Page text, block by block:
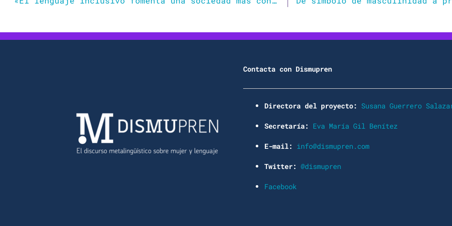
Contacta con Dismupren
Directora del proyecto: Susana Guerrero
Secretaría: Eva María Gil Benítez
E-mail: info@dismupren.com
Twitter: @dismupren
Facebook